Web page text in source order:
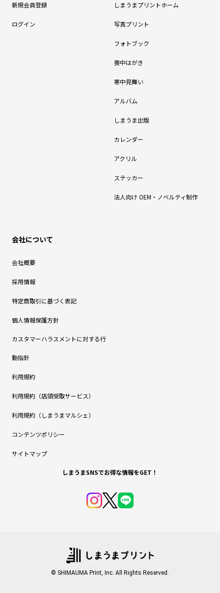
新規会員登録
ログイン
しまうまプリントホーム
写真プリント
フォトブック
喪中はがき
寒中見舞い
アルバム
しまうま出版
カレンダー
アクリル
ステッカー
法人向け OEM・ノベルティ制作
会社について
会社概要
採用情報
特定商取引に基づく表記
個人情報保護方針
カスタマーハラスメントに対する行
動指針
利用規約
利用規約（店頭受取サービス）
利用規約（しまうまマルシェ）
コンテンツポリシー
サイトマップ
しまうまSNSでお得な情報をGET！
© SHIMAUMA Print, Inc. All Rights Reserved.